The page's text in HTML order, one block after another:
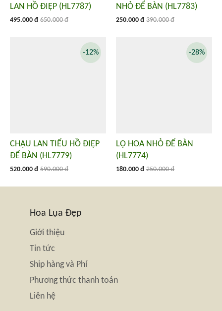
LAN HỒ ĐIỆP (HL7787)
495.000 đ 650.000 đ
NHỎ ĐỂ BÀN (HL7783)
250.000 đ 390.000 đ
CHẬU LAN TIỂU HỒ ĐIỆP
ĐỂ BÀN (HL7779)
520.000 đ 590.000 đ
-12%
LỌ HOA NHỎ ĐỂ BÀN
(HL7774)
180.000 đ 250.000 đ
-28%
Hoa Lụa Đẹp
Giới thiệu
Tin tức
Ship hàng và Phí
Phương thức thanh toán
Liên hệ